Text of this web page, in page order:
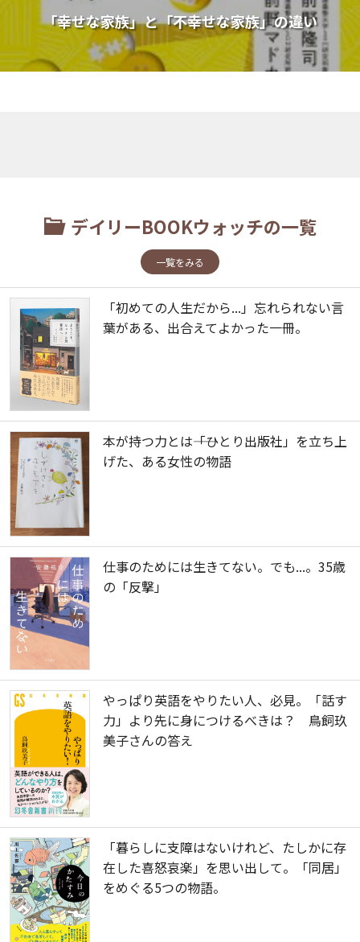
「幸せな家族」と「不幸せな家族」の違い
デイリーBOOKウォッチの一覧
一覧をみる
「初めての人生だから...」忘れられない言
葉がある、出合えてよかった一冊。
本が持つ力とは――「ひとり出版社」を立ち上
げた、ある女性の物語
仕事のためには生きてない。でも...。35歳
の「反撃」
やっぱり英語をやりたい人、必見。「話す
力」より先に身につけるべきは？ 鳥飼玖
美子さんの答え
「暮らしに支障はないけれど、たしかに存
在した喜怒哀楽」を思い出して。「同居」
をめぐる5つの物語。